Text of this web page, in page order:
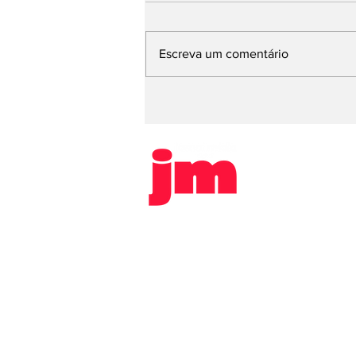
após denúncia de
estupro
Escreva um comentário